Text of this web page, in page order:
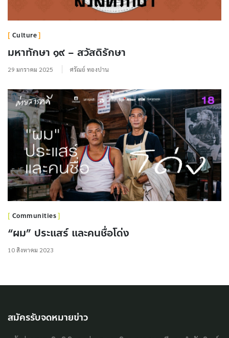
Culture
มหาทักษา ๑๙ – สวัสดิรักษา
29 มกราคม 2025 ศรัณย์ ทองปาน
Communities
“ผม” ประแสร์ และคนชื่อโด่ง
10 สิงหาคม 2023
สมัครรับจดหมายข่าว